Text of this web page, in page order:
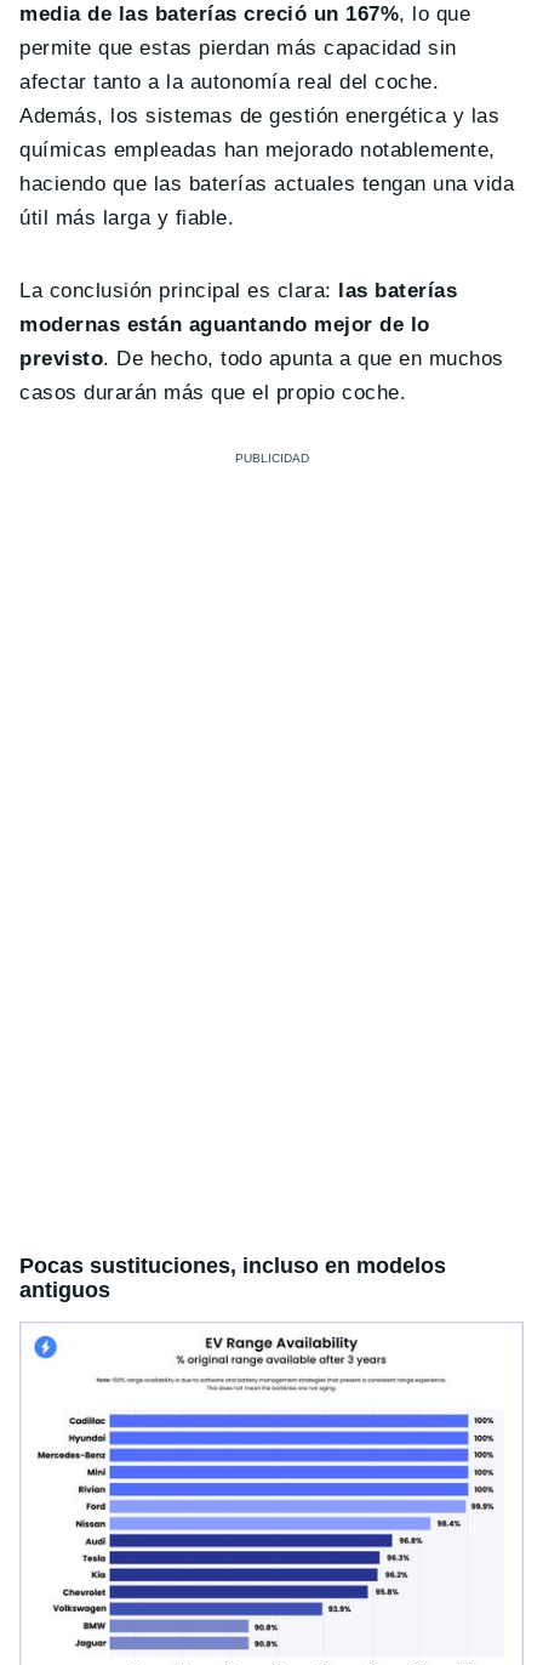
media de las baterías creció un 167%, lo que
permite que estas pierdan más capacidad sin
afectar tanto a la autonomía real del coche.
Además, los sistemas de gestión energética y las
químicas empleadas han mejorado notablemente,
haciendo que las baterías actuales tengan una vida
útil más larga y fiable.
La conclusión principal es clara: las baterías
modernas están aguantando mejor de lo
previsto. De hecho, todo apunta a que en muchos
casos durarán más que el propio coche.
Pocas sustituciones, incluso en modelos
antiguos